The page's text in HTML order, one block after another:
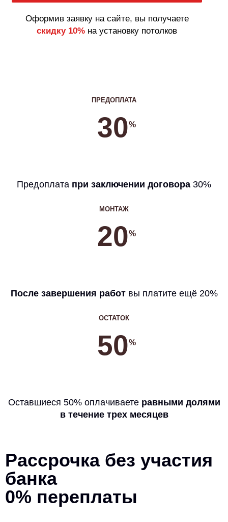
Оформив заявку на сайте, вы получаете
скидку 10% на установку потолков
Рассрочка без участия
банка
0% переплаты
ПРЕДОПЛАТА
30%
Предоплата при заключении договора 30%
МОНТАЖ
20%
После завершения работвы платите ещё 20%
ОСТАТОК
50%
Оставшиеся 50% оплачиваете равными долями
в течение трех месяцев